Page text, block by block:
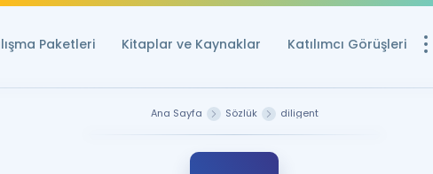
Paketleri Kitaplar ve Kaynaklar Katılımcı Görüşleri
Ana Sayfa Sözlük diligent